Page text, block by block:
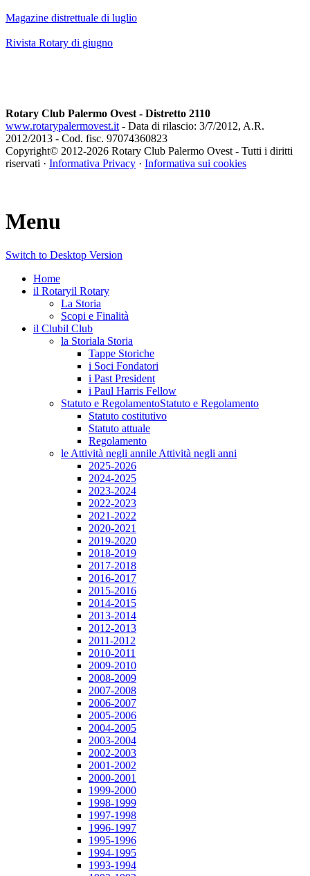
Magazine distrettuale di luglio
Rivista Rotary di giugno
Rotary Club Palermo Ovest - Distretto 2110
www.rotarypalermovest.it- Data di rilascio: 3/7/2012, A.R.
2012/2013 - Cod. fisc. 97074360823
Copyright© 2012-2026 Rotary Club Palermo Ovest - Tutti i diritti
riservati · Informativa Privacy · Informativa sui cookies
Menu
Switch to Desktop Version
Home
il Rotaryil Rotary
La Storia
Scopi e Finalità
il Clubil Club
la Storiala Storia
Tappe Storiche
i Soci Fondatori
i Past President
i Paul Harris Fellow
Statuto e RegolamentoStatuto e Regolamento
Statuto costitutivo
Statuto attuale
Regolamento
le Attività negli annile Attività negli anni
2025-2026
2024-2025
2023-2024
2022-2023
2021-2022
2020-2021
2019-2020
2018-2019
2017-2018
2016-2017
2015-2016
2014-2015
2013-2014
2012-2013
2011-2012
2010-2011
2009-2010
2008-2009
2007-2008
2006-2007
2005-2006
2004-2005
2003-2004
2002-2003
2001-2002
2000-2001
1999-2000
1998-1999
1997-1998
1996-1997
1995-1996
1994-1995
1993-1994